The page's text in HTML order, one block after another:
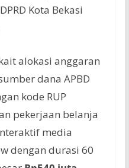
Kota Bekasi
alokasi anggaran
dana APBD
kode RUP
pekerjaan belanja
media
dengan durasi 60